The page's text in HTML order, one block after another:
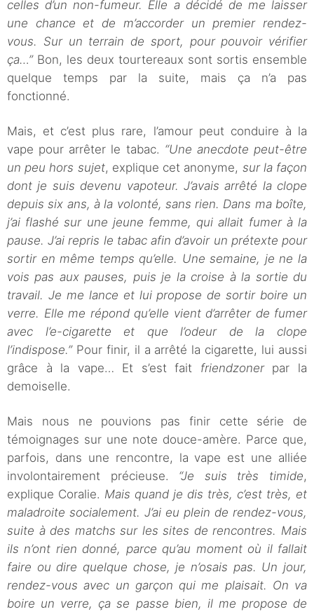
celles d’un non-fumeur. Elle a décidé de me laisser
une chance et de m’accorder un premier rendez-
vous. Sur un terrain de sport, pour pouvoir vérifier
ça…”Bon, les deux tourtereaux sont sortis ensemble
quelque temps par la suite, mais ça n’a pas
fonctionné.
Mais, et c’est plus rare, l’amour peut conduire à la
vape pour arrêter le tabac. “Une anecdote peut-être
un peu hors sujet, explique cet anonyme, sur la façon
dont je suis devenu vapoteur. J’avais arrêté la clope
depuis six ans, à la volonté, sans rien. Dans ma boîte,
j’ai flashé sur une jeune femme, qui allait fumer à la
pause. J’ai repris le tabac afin d’avoir un prétexte pour
sortir en même temps qu’elle. Une semaine, je ne la
vois pas aux pauses, puis je la croise à la sortie du
travail. Je me lance et lui propose de sortir boire un
verre. Elle me répond qu’elle vient d’arrêter de fumer
avec l’e-cigarette et que l’odeur de la clope
l’indispose.”Pour finir, il a arrêté la cigarette, lui aussi
grâce à la vape… Et s’est fait friendzonerpar la
demoiselle.
Mais nous ne pouvions pas finir cette série de
témoignages sur une note douce-amère. Parce que,
parfois, dans une rencontre, la vape est une alliée
involontairement précieuse. “Je suis très timide,
explique Coralie. Mais quand je dis très, c’est très, et
maladroite socialement. J’ai eu plein de rendez-vous,
suite à des matchs sur les sites de rencontres. Mais
ils n’ont rien donné, parce qu’au moment où il fallait
faire ou dire quelque chose, je n’osais pas. Un jour,
rendez-vous avec un garçon qui me plaisait. On va
boire un verre, ça se passe bien, il me propose de